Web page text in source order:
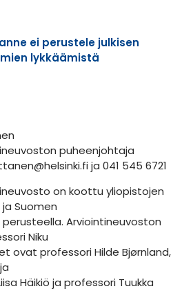
ei perustele julkisen
lykkäämistä
puheenjohtaja
ja 041 545 6721
on koottu yliopistojen
Suomen
Arviointineuvoston
Niku
ovat professori Hilde Bjørnland,
Häikiö ja professori Tuukka